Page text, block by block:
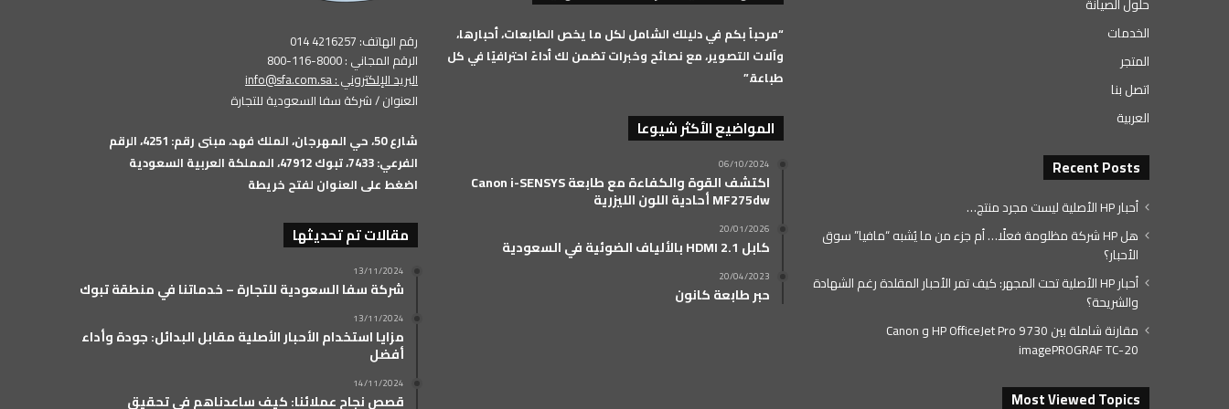
الخدمات
المتجر
اتصل بنا
العربية
Recent Posts
أحبار HP الأصلية ليست مجرد منتج…
هل HP شركة مظلومة فعلًا… أم جزء من ما يُشبه “مافيا” سوق
الأحبار؟
أحبار HP الأصلية تحت المجهر: كيف تمر الأحبار المقلدة رغم الشهادة
والشريحة؟
مقارنة شاملة بين HP OfficeJet Pro 9730 و Canon
imagePROGRAF TC-20
Most Viewed Topics
“مرحباً بكم في دليلك الشامل لكل ما يخص الطابعات، أحبارها،
وآلات التصوير، مع نصائح وخبرات تضمن لك أداءً احترافيًا في كل
طباعة.”
المواضيع الأكثر شيوعا
06/10/2024
اكتشف القوة والكفاءة مع طابعة Canon i-SENSYS
MF275dw أحادية اللون الليزرية
20/01/2026
كابل HDMI 2.1 بالألياف الضوئية في السعودية
20/04/2023
حبر طابعة كانون
رقم الهاتف: 4216257 014
الرقم المجاني : 8000-116-800
البريد الإلكتروني :info@sfa.com.sa
العنوان / شركة سفا السعودية للتجارة
شارع 50، حي المهرجان، الملك فهد، مبنى رقم: 4251، الرقم
الفرعي: 7433، تبوك 47912، المملكة العربية السعودية
اضغط على العنوان لفتح خريطة
مقالات تم تحديثها
13/11/2024
شركة سفا السعودية للتجارة – خدماتنا في منطقة تبوك
13/11/2024
مزايا استخدام الأحبار الأصلية مقابل البدائل: جودة وأداء
أفضل
14/11/2024
قصص نجاح عملائنا: كيف ساعدناهم في تحقيق